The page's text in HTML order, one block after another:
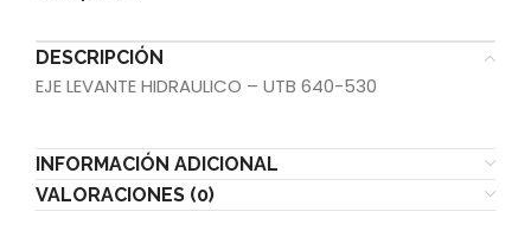
DESCRIPCIÓN
EJE LEVANTE HIDRAULICO – UTB 640-530
INFORMACIÓN ADICIONAL
VALORACIONES (0)